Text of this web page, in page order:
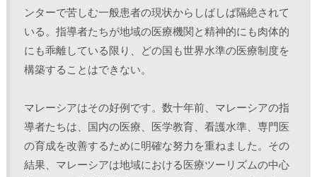
ンターで苦しむ一般患者の現状からしばしば隔絶されて
いる。指導者たちが地域の医療機関と精神的にも肉体的
にも乖離している限り、どの国も世界水準の医療制度を
構築することはできない。
マレーシアはその好例です。数十年前、マレーシアの指
導者たちは、国内の医療、医学教育、看護水準、専門医
の育成を改善するために明確な努力を重ねました。その
結果、マレーシアは地域における医療ツーリズムの中心